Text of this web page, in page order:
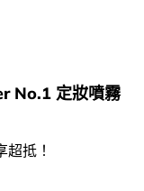
No.1 定妝噴霧
抵！